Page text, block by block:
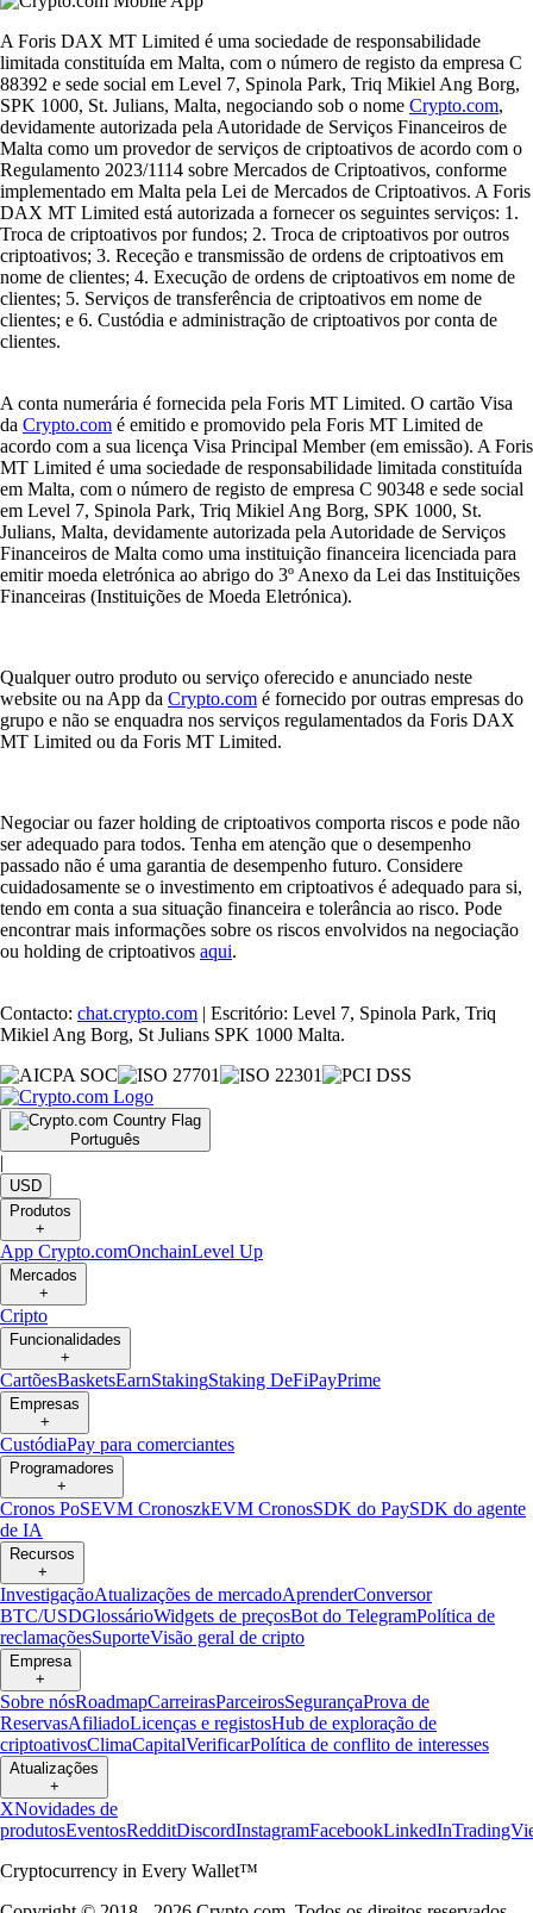
A Foris DAX MT Limited é uma sociedade de responsabilidade
limitada constituída em Malta, com o número de registo da empresa C
88392 e sede social em Level 7, Spinola Park, Triq Mikiel Ang Borg,
SPK 1000, St. Julians, Malta, negociando sob o nome Crypto.com,
devidamente autorizada pela Autoridade de Serviços Financeiros de
Malta como um provedor de serviços de criptoativos de acordo com o
Regulamento 2023/1114 sobre Mercados de Criptoativos, conforme
implementado em Malta pela Lei de Mercados de Criptoativos. A Foris
DAX MT Limited está autorizada a fornecer os seguintes serviços: 1.
Troca de criptoativos por fundos; 2. Troca de criptoativos por outros
criptoativos; 3. Receção e transmissão de ordens de criptoativos em
nome de clientes; 4. Execução de ordens de criptoativos em nome de
clientes; 5. Serviços de transferência de criptoativos em nome de
clientes; e 6. Custódia e administração de criptoativos por conta de
clientes.
A conta numerária é fornecida pela Foris MT Limited. O cartão Visa
da Crypto.com é emitido e promovido pela Foris MT Limited de
acordo com a sua licença Visa Principal Member (em emissão). A Foris
MT Limited é uma sociedade de responsabilidade limitada constituída
em Malta, com o número de registo de empresa C 90348 e sede social
em Level 7, Spinola Park, Triq Mikiel Ang Borg, SPK 1000, St.
Julians, Malta, devidamente autorizada pela Autoridade de Serviços
Financeiros de Malta como uma instituição financeira licenciada para
emitir moeda eletrónica ao abrigo do 3º Anexo da Lei das Instituições
Financeiras (Instituições de Moeda Eletrónica).
Qualquer outro produto ou serviço oferecido e anunciado neste
website ou na App da Crypto.com é fornecido por outras empresas do
grupo e não se enquadra nos serviços regulamentados da Foris DAX
MT Limited ou da Foris MT Limited.
Negociar ou fazer holding de criptoativos comporta riscos e pode não
ser adequado para todos. Tenha em atenção que o desempenho
passado não é uma garantia de desempenho futuro. Considere
cuidadosamente se o investimento em criptoativos é adequado para si,
tendo em conta a sua situação financeira e tolerância ao risco. Pode
encontrar mais informações sobre os riscos envolvidos na negociação
ou holding de criptoativos aqui.
Contacto: chat.crypto.com | Escritório: Level 7, Spinola Park, Triq
Mikiel Ang Borg, St Julians SPK 1000 Malta.
Português
|
USD
Produtos
+
App Crypto.comOnchainLevel Up
Mercados
+
Cripto
Funcionalidades
+
CartõesBasketsEarnStakingStaking DeFiPayPrime
Empresas
+
CustódiaPay para comerciantes
Programadores
+
Cronos PoSEVM CronoszkEVM CronosSDK do PaySDK do agente
de IA
Recursos
+
InvestigaçãoAtualizações de mercadoAprenderConversor
BTC/USDGlossárioWidgets de preçosBot do TelegramPolítica de
reclamaçõesSuporteVisão geral de cripto
Empresa
+
Sobre nósRoadmapCarreirasParceirosSegurançaProva de
ReservasAfiliadoLicenças e registosHub de exploração de
criptoativosClimaCapitalVerificarPolítica de conflito de interesses
Atualizações
+
XNovidades de
produtosEventosRedditDiscordInstagramFacebookLinkedIn
Cryptocurrency in Every Wallet™